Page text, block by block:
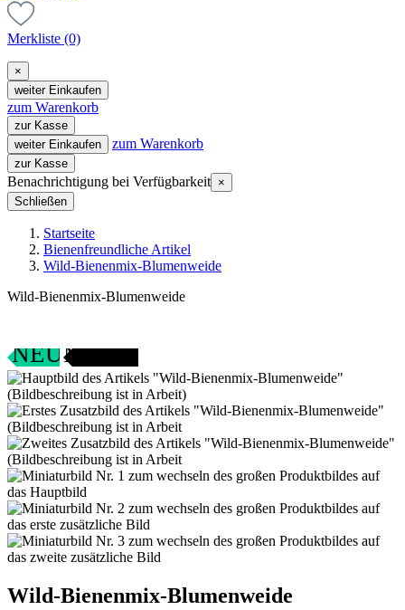
Merkliste (0)
×
weiter Einkaufen
zum Warenkorb
zur Kasse
weiter Einkaufen
zum Warenkorb
zur Kasse
Benachrichtigung bei Verfügbarkeit ×
Schließen
Startseite
Bienenfreundliche Artikel
Wild-Bienenmix-Blumenweide
Wild-Bienenmix-Blumenweide
NEU
SAMENFEST
Wild-Bienenmix-Blumenweide